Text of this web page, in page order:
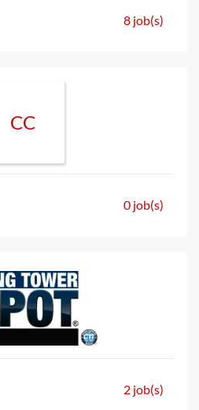
8 job(s)
CC
0 job(s)
2 job(s)